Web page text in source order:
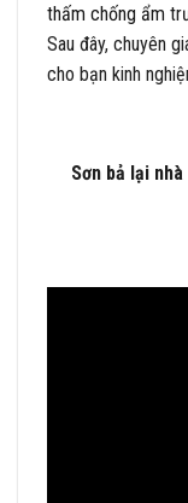
thấm chống ẩm
Sau đây, chuyên
cho bạn kinh
Sơn bả lại